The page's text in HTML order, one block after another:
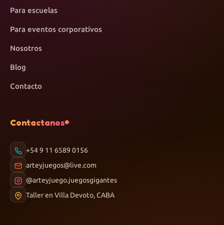
Para escuelas
Para eventos corporativos
Nosotros
Blog
Contacto
Contactanos
+54 9 11 6589 0156
arteyjuegos@live.com
@arteyjuego.juegosgigantes
Taller en Villa Devoto, CABA